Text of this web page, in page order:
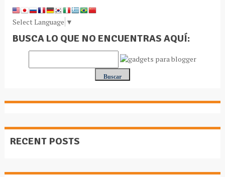
Select Language ▼
BUSCA LO QUE NO ENCUENTRAS AQUÍ:
RECENT POSTS